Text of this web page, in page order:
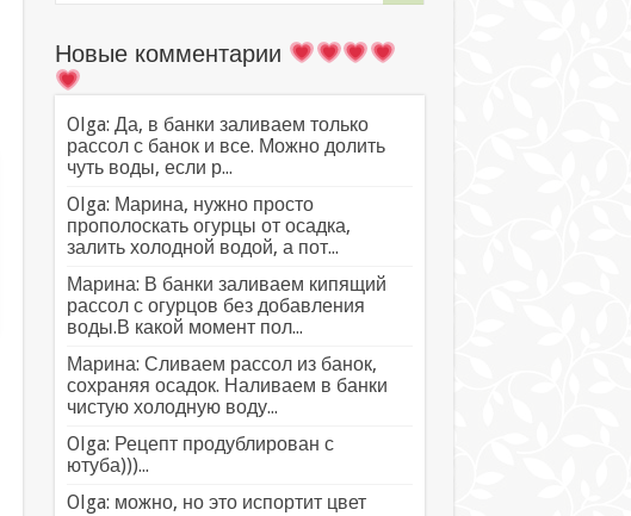
Новые комментарии
Olga: Да, в банки заливаем только
рассол с банок и все. Можно долить
чуть воды, если р...
Olga: Марина, нужно просто
прополоскать огурцы от осадка,
залить холодной водой, а пот...
Марина: В банки заливаем кипящий
рассол с огурцов без добавления
воды.В какой момент пол...
Марина: Сливаем рассол из банок,
сохраняя осадок. Наливаем в банки
чистую холодную воду...
Olga: Рецепт продублирован с
ютуба)))...
Olga: можно, но это испортит цвет